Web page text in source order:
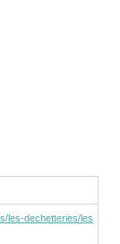
les-dechetteries/les